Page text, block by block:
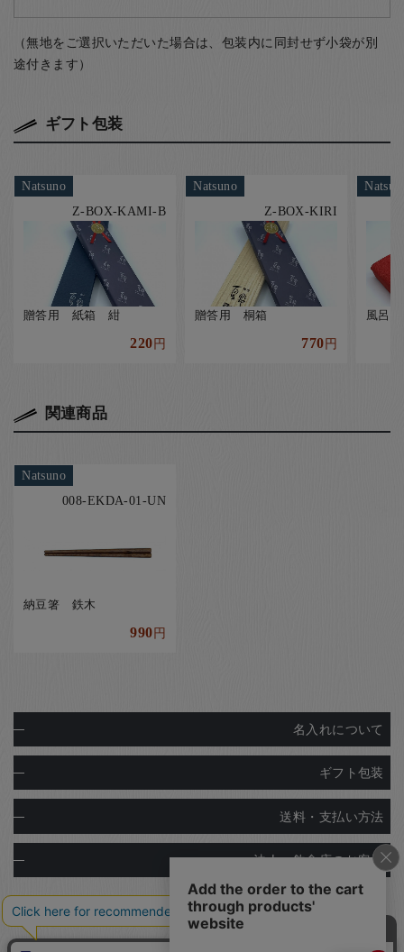
（無地をご選択いただいた場合は、包装内に同封せず小袋が別
途付きます）
ギフト包装
Natsuno
Z-BOX-KAMI-B
贈答用 紙箱 紺
220円
Natsuno
Z-BOX-KIRI
贈答用 桐箱
770円
風呂
関連商品
Natsuno
008-EKDA-01-UN
納豆箸 鉄木
990円
名入れについて
ギフト包装
送料・支払い方法
法人・飲食店のお客様